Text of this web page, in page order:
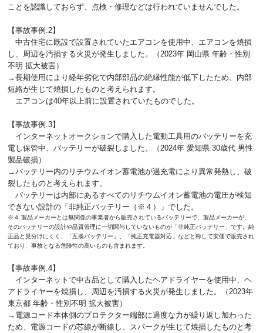
ことを認識しておらず、点検・修理などは行われていませんでした。
【事故事例.2】
中古住宅に既設で設置されていたエアコンを使用中、エアコンを焼損
し、周辺を汚損する火災が発生しました。（2023年 岡山県 年齢・性別
不明 拡大被害）
→長期使用により経年劣化で内部部品の絶縁性能が低下したため、内部
短絡が生じて焼損したものと考えられます。
エアコンは40年以上前に設置されていたものでした。
【事故事例.3】
インターネットオークションで購入した電動工具用のバッテリーを充
電し保管中、バッテリーが破裂しました。（2024年 愛知県 30歳代 男性
製品破損）
→バッテリー内のリチウムイオン蓄電池が過充電により異常発熱し、破
裂したものと考えられます。
バッテリーは内部にあるすべてのリチウムイオン蓄電池の電圧が検知
できない設計の「非純正バッテリー（※４）」でした。
※４ 製品メーカーとは無関係の事業者から販売されているバッテリーで、製品メーカーが、
そのバッテリーの設計や品質管理に一切関与していないものが「非純正バッテリー」です。純
正品と見分けにくく、「互換バッテリー」、「純正充電器対応」などと称して安価で販売され
ており、事故となる危険性の高いものも含まれます。
【事故事例.4】
インターネットで中古品として購入したヘアドライヤーを使用中、ヘ
アドライヤーを焼損し、周辺を汚損する火災が発生しました。（2023年
東京都 年齢・性別不明 拡大被害）
→電源コード本体側のプロテクター端部に過度な力が繰り返し加わった
ため、電源コードの芯線が断線し、スパークが生じて焼損したものと考